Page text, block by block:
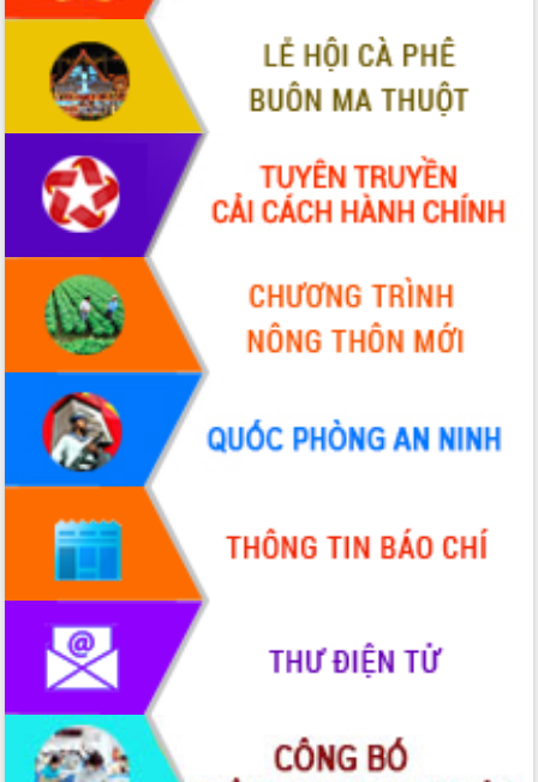
UBND tỉnh họp báo định kỳ tháng 4
năm 2026
Hội thảo khoa học “Giải pháp thúc đẩy
phát triển nền kinh tế xanh tại tỉnh
Đắk Lắk”
Tăng cường giám sát, đôn đốc thực
hiện nhiệm vụ quản lý tài sản công
hàng tuần
Tháo gỡ những vướng mắc, đẩy mạnh
công tác cải cách thủ tục hành chính
tại Trung tâm Phục vụ hành chính
công tỉnh
Đắk Lắk: Tôn vinh 46 giải pháp tại Hội
thi Sáng tạo Kỹ thuật 2024 - 2025
Đắk Lắk rà soát, điều chỉnh Đề án 190
về phát triển nuôi trồng thủy sản
Phó Chủ tịch UBND tỉnh Đắk Lắk
Trương Công Thái kiểm tra thực địa
Dự án cao tốc Khánh Hòa - Buôn Ma
Định vị cà phê Việt Nam như một “di
sản sống” trong dòng chảy toàn cầu
Xây dựng nông thôn mới: Nâng cao đời
sống người dân từ những mô hình thiết
thực
Quyết liệt tháo gỡ vướng mắc, đẩy
nhanh tiến độ các dự án trọng điểm
trong Khu kinh tế Nam Phú Yên
Hòn Yến phát triển du lịch gắn với bảo
tồn biển